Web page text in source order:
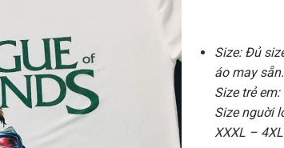
Size: Đủ
áo may sẵn.
Size trẻ
Size nguời
XXXL –